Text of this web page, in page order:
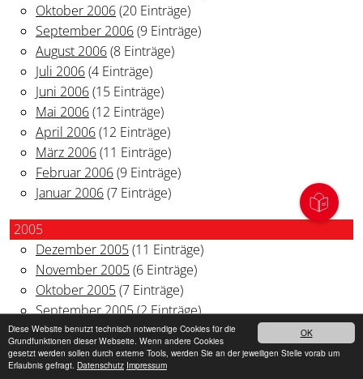
OK
Diese Website benutzt technisch notwendige Cookies für die
Grundfunktionen dieser Webseite. Wenn andere Cookies
gesetzt werden sollen durch externe Tools, werden Sie an der jeweiligen Stelle vorab um
Erlaubnis gefragt. Datenschutz Impressum
Oktober 2006(20 Einträge)
September 2006(9 Einträge)
August 2006(8 Einträge)
Juli 2006(4 Einträge)
Juni 2006(15 Einträge)
Mai 2006(12 Einträge)
April 2006(12 Einträge)
März 2006(11 Einträge)
Februar 2006(9 Einträge)
Januar 2006(7 Einträge)
2005
Dezember 2005(11 Einträge)
November 2005(6 Einträge)
Oktober 2005(7 Einträge)
September 2005(2 Einträge)
August 2005(3 Einträge)
Juli 2005(15 Einträge)
Juni 2005(8 Einträge)